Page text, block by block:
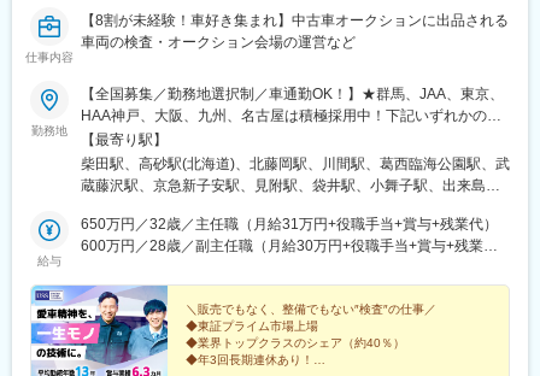
線)、四条大宮駅、くいな橋駅、宇品五丁目駅、糒駅、薬院駅、旦
過駅、黒崎駅前駅、内幸町駅、岩本町駅、京橋駅(東京都)、不動前
駅、後楽園駅、東池袋四丁目駅、産業振興センター駅、保土ケ谷
公園駅、ＪＲ難波駅、恵美須町駅、西宮北口駅、二条駅、宇品三
丁目駅、天神南駅、西黒崎駅
仕事内容
【8割が未経験！車好き集まれ】中古車オークションに出品される
車両の検査・オークション会場の運営など
勤務地
【全国募集／勤務地選択制／車通勤OK！】★群馬、JAA、東京、
HAA神戸、大阪、九州、名古屋は積極採用中！下記いずれかの会
場でご活躍ください！■札幌会場：北海道江別市■東北会場：宮城
県柴田郡■群馬会場：群馬県藤岡市■東京会場：千葉県野田市
■JAA：東京都江戸川区■埼玉会場：埼玉県入間市■横浜会場：神奈
井市■北陸会場：石川県白山市■名古屋会場：愛知県東海市■大阪
会場：大阪府大阪市西淀川区■神戸会場：兵庫県神戸市中央区
会場：福岡県筑紫野市■九州会場：佐賀県鳥栖市■鹿児島サイト：
鹿児島県鹿児島市＜本社：愛知県東海市新宝町507-20＞※受動喫
煙対策：いずれも屋内全面禁煙
【最寄り駅】
柴田駅、高砂駅(北海道)、北藤岡駅、川間駅、葛西臨海公園駅、武
蔵藤沢駅、京急新子安駅、見附駅、袋井駅、小舞子駅、出来島
県)、味坂駅、谷山駅(指宿枕崎線)
給与
650万円／32歳／主任職（月給31万円+役職手当+賞与+残業代）
600万円／28歳／副主任職（月給30万円+役職手当+賞与+残業
＼販売でもなく、整備でもない″検査″の仕事／
◆東証プライム市場上場
◆業界トップクラスのシェア（約40％）
◆年3回長期連休あり！